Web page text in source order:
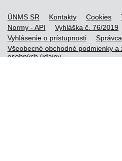
ÚNMS SR Kontakty Cookies
Normy - API
Vyhláška č. 76/2019
Vyhlásenie o prístupnosti
Všeobecné obchodné podmienky a
osobných údajov